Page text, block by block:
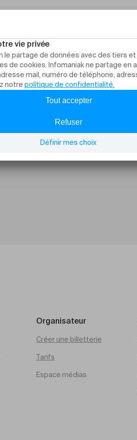
Organisateur
Créer une billetterie
Tarifs
Espace médias